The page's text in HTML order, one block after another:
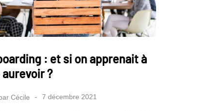
: et si on apprenait à
?
Cécile 7 décembre 2021